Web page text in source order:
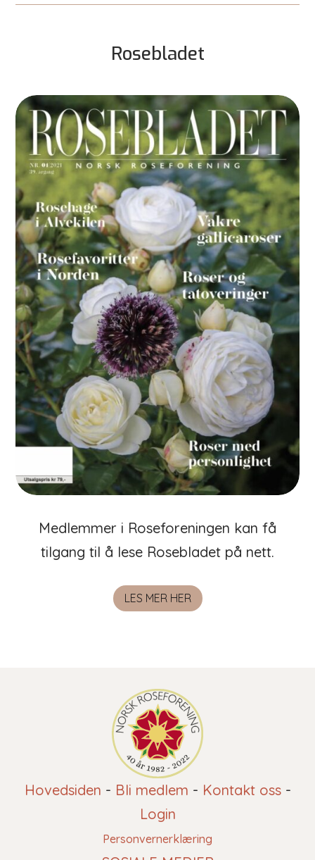
Rosebladet
Medlemmer i Roseforeningen kan få
tilgang til å lese Rosebladet på nett.
LES MER HER
Hovedsiden - Bli medlem - Kontakt oss-
Login
Personvernerklæring